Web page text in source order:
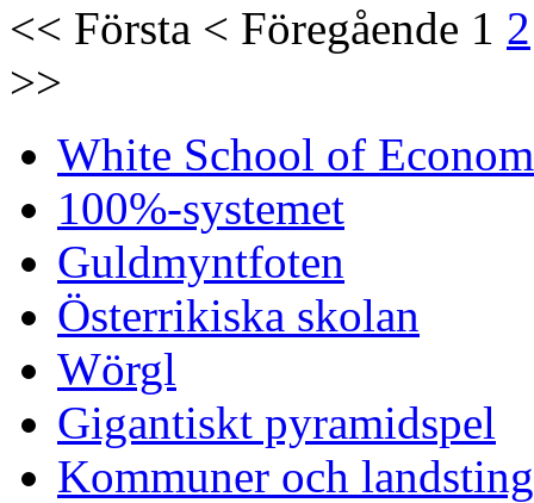
<< Första < Föregående 1 2
>>
White School of
100%-systemet
Guldmyntfoten
Österrikiska skolan
Wörgl
Gigantiskt pyramidspel
Kommuner och